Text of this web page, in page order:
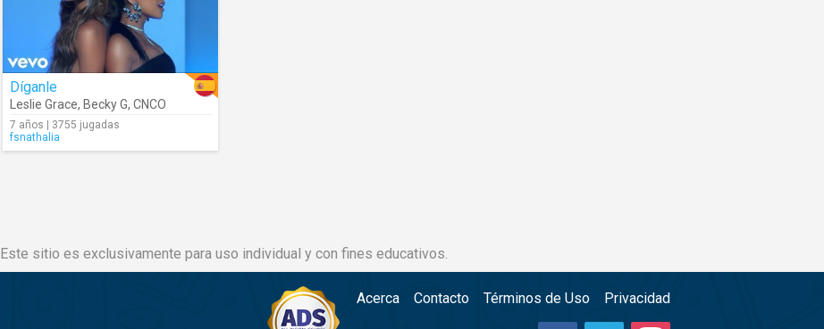
Díganle
Leslie Grace, Becky G, CNCO
7 años | 3755 jugadas
fsnathalia
Este sitio es exclusivamente para uso individual y con fines educativos.
Acerca Contacto Términos de Uso Privacidad